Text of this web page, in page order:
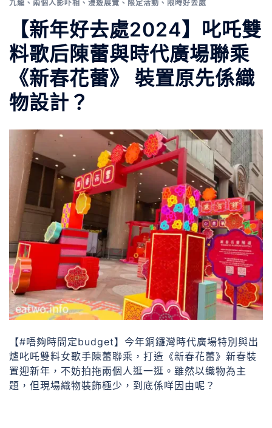
九龍 、 兩個人影吓相 、 漫遊展覽 、 限定活動 、 限時好去處
【新年好去處2024】叱吒雙
料歌后陳蕾與時代廣場聯乘
《新春花蕾》 裝置原先係織
物設計？
【#唔夠時間定budget】今年銅鑼灣時代廣場特別與出
爐叱吒雙料女歌手陳蕾聯乘，打造《新春花蕾》新春裝
置迎新年，不妨拍拖兩個人逛一逛。雖然以織物為主
題，但現場織物裝飾極少，到底係咩因由呢？